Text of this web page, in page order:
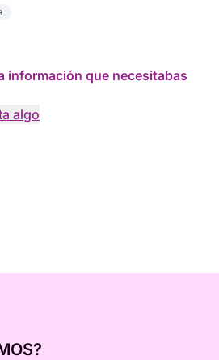
información que necesitabas
algo